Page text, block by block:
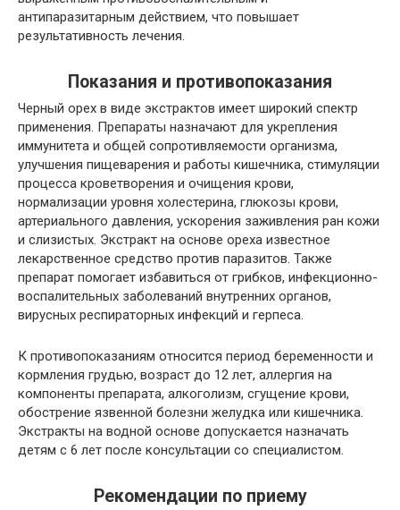
антипаразитарным действием, что повышает
результативность лечения.
Показания и противопоказания
Черный орех в виде экстрактов имеет широкий спектр
применения. Препараты назначают для укрепления
иммунитета и общей сопротивляемости организма,
улучшения пищеварения и работы кишечника, стимуляции
процесса кроветворения и очищения крови,
нормализации уровня холестерина, глюкозы крови,
артериального давления, ускорения заживления ран кожи
и слизистых. Экстракт на основе ореха известное
лекарственное средство против паразитов. Также
препарат помогает избавиться от грибков, инфекционно-
воспалительных заболеваний внутренних органов,
вирусных респираторных инфекций и герпеса.
К противопоказаниям относится период беременности и
кормления грудью, возраст до 12 лет, аллергия на
компоненты препарата, алкоголизм, сгущение крови,
обострение язвенной болезни желудка или кишечника.
Экстракты на водной основе допускается назначать
детям с 6 лет после консультации со специалистом.
Рекомендации по приему